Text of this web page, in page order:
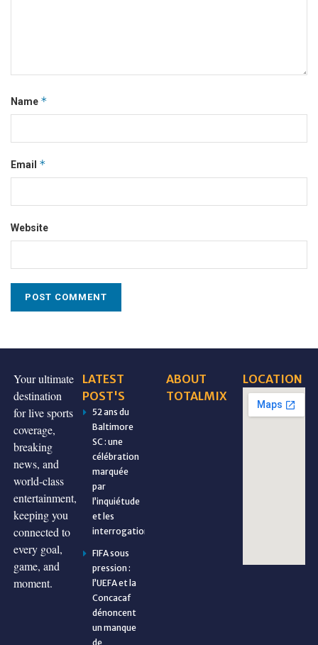
Name *
Email *
Website
Your ultimate
destination
for live sports
coverage,
breaking
news, and
world-class
entertainment,
keeping you
connected to
every goal,
game, and
moment.
LATEST
POST'S
52 ans du
Baltimore
SC : une
célébration
marquée
par
l’inquiétude
et les
interrogations
FIFA sous
pression :
l’UEFA et la
Concacaf
dénoncent
un manque
de
ABOUT
TOTALMIX
LOCATION